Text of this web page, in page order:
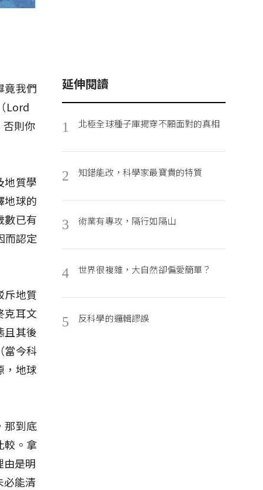
竟我們
Lord
則你
地質學
地球的
數已有
而認定
斥地質
克耳文
且其後
當今科
，地球
那到底
較。拿
由是明
必能清
延伸閱讀
1 北極全球種子庫揭穿不願面對的真相
2 知錯能改，科學家最寶貴的特質
3 術業有專攻，隔行如隔山
4 世界很複雜，大自然卻偏愛簡單？
5 反科學的邏輯謬誤